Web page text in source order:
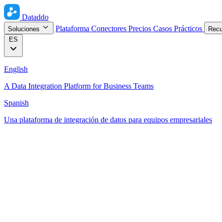
Dataddo
Soluciones Plataforma Conectores Precios Casos Prácticos
ES
English
A Data Integration Platform for Business Teams
Spanish
Una plataforma de integración de datos para equipos empresariales